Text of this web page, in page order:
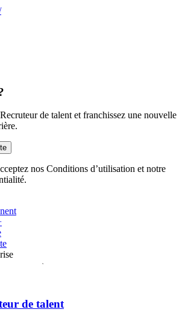
de talent et franchissez une nouvelle
nos Conditions d’utilisation et notre
de talent